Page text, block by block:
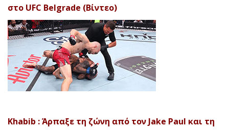
στο UFC Belgrade (Βίντεο)
Khabib : Άρπαξε τη ζώνη από τον Jake Paul και τη